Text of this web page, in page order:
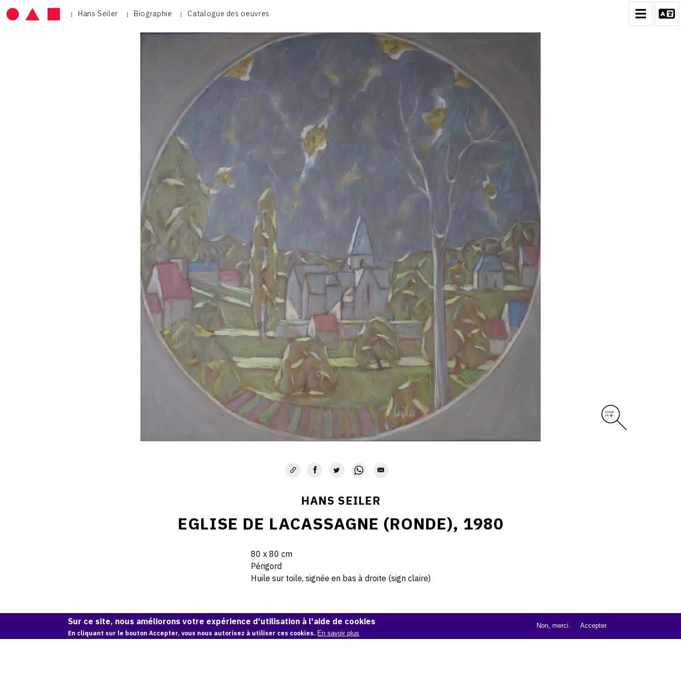
Hans Seiler Biographie Catalogue des oeuvres
VOL. 2 : LES GOUACHES
VOL. 3 : CRAYONS DE COULEUR ET FUSAINS
CONTACT
HANS SEILER
EGLISE DE LACASSAGNE (RONDE), 1980
80 x 80 cm
Périgord
Huile sur toile, signée en bas à droite (sign claire)
Demande d'information
Sur ce site, nous améliorons votre expérience d'utilisation à l'aide de cookies
En cliquant sur le bouton Accepter, vous nous autorisez à utiliser ces cookies. En savoir plus
Non, merci. Accepter